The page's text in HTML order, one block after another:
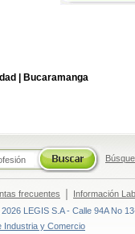
| Bucaramanga
frecuentes | Información
LEGIS S.A - Calle 94A No
Industria y Comercio